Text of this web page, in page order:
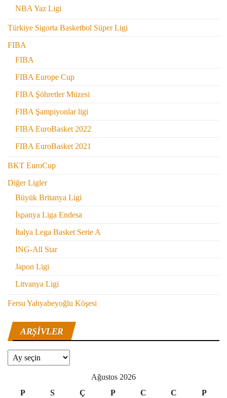
NBA Yaz Ligi
Türkiye Sigorta Basketbol Süper Ligi
FIBA
FIBA
FIBA Europe Cup
FIBA Şöhretler Müzesi
FIBA Şampiyonlar ligi
FIBA EuroBasket 2022
FIBA EuroBasket 2021
BKT EuroCup
Diğer Ligler
Büyük Britanya Ligi
İspanya Liga Endesa
İtalya Lega Basket Serie A
ING-All Star
Japon Ligi
Litvanya Ligi
Fersu Yahyabeyoğlu Köşesi
ARŞIVLER
Arşivler
Ağustos 2026
P
S Ç P C C P